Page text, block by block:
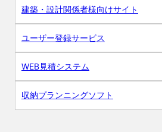
建築・設計関係者様向けサイト
ユーザー登録サービス
WEB見積システム
収納プランニングソフト